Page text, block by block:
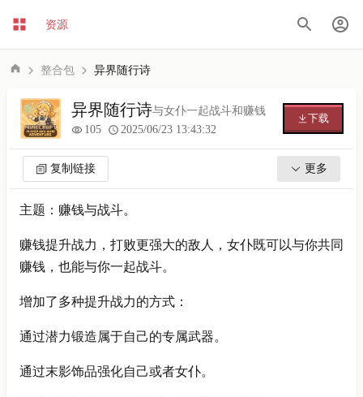
资源
整合包 异界随行诗
异界随行诗与女仆一起战斗和赚钱
105
2025/06/23 13:43:32
下载
复制链接 更多
主题：赚钱与战斗。
赚钱提升战力，打败更强大的敌人，女仆既可以与你共同
赚钱，也能与你一起战斗。
增加了多种提升战力的方式：
通过潜力锻造属于自己的专属武器。
通过末影饰品强化自己或者女仆。